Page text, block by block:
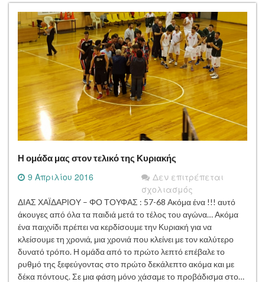
Η ομάδα μας στον τελικό της Κυριακής
9 Απριλίου 2016
Δεν επιτρέπεται
σχολιασμός
Η
ομάδα
μας
στον
τελικό
της
Κυριακής
ΔΙΑΣ ΧΑΪΔΑΡΙΟΥ – ΦΟ ΤΟΥΦΑΣ : 57-68 Ακόμα ένα !!! αυτό
άκουγες από όλα τα παιδιά μετά το τέλος του αγώνα… Ακόμα
ένα παιχνίδι πρέπει να κερδίσουμε την Κυριακή για να
κλείσουμε τη χρονιά, μια χρονιά που κλείνει με τον καλύτερο
δυνατό τρόπο. Η ομάδα από το πρώτο λεπτό επέβαλε το
ρυθμό της ξεφεύγοντας στο πρώτο δεκάλεπτο ακόμα και με
δέκα πόντους. Σε μια φάση μόνο χάσαμε το προβάδισμα στο…